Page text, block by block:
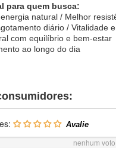
para quem busca:
natural / Melhor
diário / Vitalidade
com equilíbrio e bem-estar
ao longo do dia
nenhum voto